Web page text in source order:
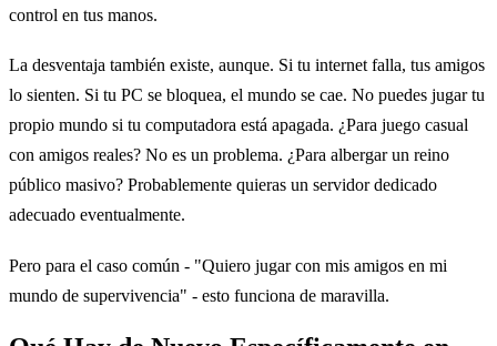
control en tus manos.
La desventaja también existe, aunque. Si tu internet falla, tus amigos
lo sienten. Si tu PC se bloquea, el mundo se cae. No puedes jugar tu
propio mundo si tu computadora está apagada. ¿Para juego casual
con amigos reales? No es un problema. ¿Para albergar un reino
público masivo? Probablemente quieras un servidor dedicado
adecuado eventualmente.
Pero para el caso común - "Quiero jugar con mis amigos en mi
mundo de supervivencia" - esto funciona de maravilla.